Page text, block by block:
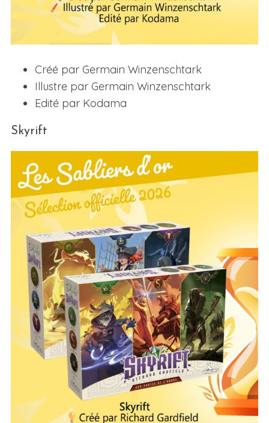
Créé par Germain Winzenschtark
Illustre par Germain Winzenschtark
Edité par Kodama
Skyrift